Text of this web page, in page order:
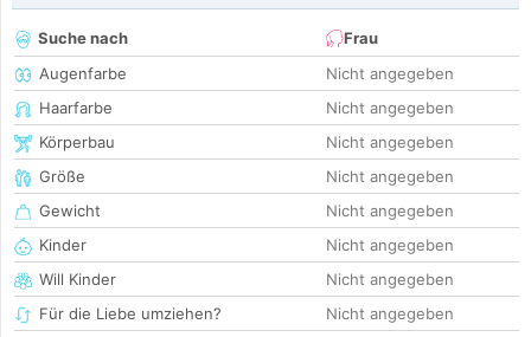
Suche nach
Frau
Augenfarbe
Nicht angegeben
Haarfarbe
Nicht angegeben
Körperbau
Nicht angegeben
Größe
Nicht angegeben
Gewicht
Nicht angegeben
Kinder
Nicht angegeben
Will Kinder
Nicht angegeben
Für die Liebe umziehen?
Nicht angegeben